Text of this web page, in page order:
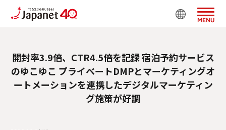
MENU
開封率3.9倍、CTR4.5倍を記録 宿泊予約サービス
のゆこゆこ プライベートDMPとマーケティングオ
ートメーションを連携したデジタルマーケティン
グ施策が好調